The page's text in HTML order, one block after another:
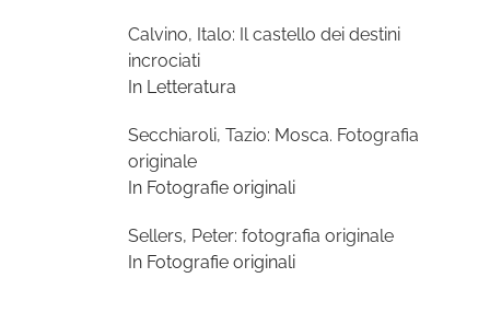
Calvino, Italo: Il castello dei destini
incrociati
In Letteratura
Secchiaroli, Tazio: Mosca. Fotografia
originale
In Fotografie originali
Sellers, Peter: fotografia originale
In Fotografie originali